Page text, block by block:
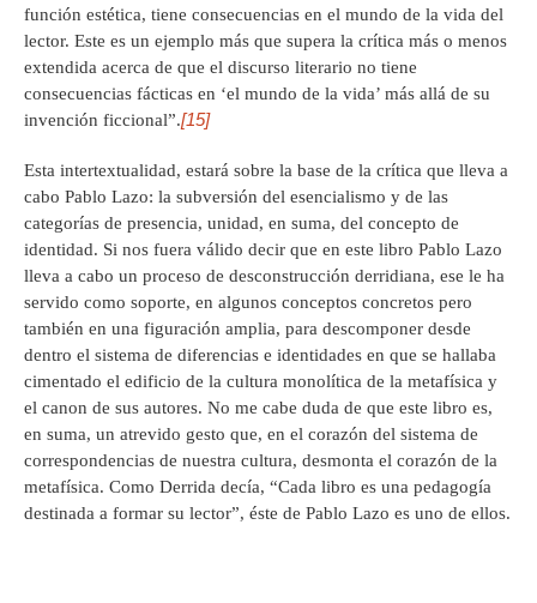
función estética, tiene consecuencias en el mundo de la vida del
lector. Este es un ejemplo más que supera la crítica más o menos
extendida acerca de que el discurso literario no tiene
consecuencias fácticas en ‘el mundo de la vida’ más allá de su
invención ficcional”.[15]
Esta intertextualidad, estará sobre la base de la crítica que lleva a
cabo Pablo Lazo: la subversión del esencialismo y de las
categorías de presencia, unidad, en suma, del concepto de
identidad. Si nos fuera válido decir que en este libro Pablo Lazo
lleva a cabo un proceso de desconstrucción derridiana, ese le ha
servido como soporte, en algunos conceptos concretos pero
también en una figuración amplia, para descomponer desde
dentro el sistema de diferencias e identidades en que se hallaba
cimentado el edificio de la cultura monolítica de la metafísica y
el canon de sus autores. No me cabe duda de que este libro es,
en suma, un atrevido gesto que, en el corazón del sistema de
correspondencias de nuestra cultura, desmonta el corazón de la
metafísica. Como Derrida decía, “Cada libro es una pedagogía
destinada a formar su lector”, éste de Pablo Lazo es uno de ellos.